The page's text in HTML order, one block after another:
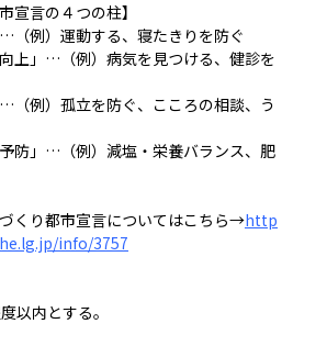
宣言の４つの柱】
例）運動する、寝たきりを防ぐ
」…（例）病気を見つける、健診を
例）孤立を防ぐ、こころの相談、う
」…（例）減塩・栄養バランス、肥
り都市宣言についてはこちら→http
info/3757
内とする。